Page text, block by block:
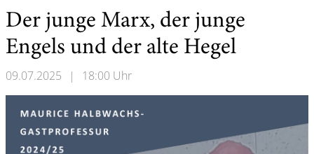
Der junge Marx, der junge
Engels und der alte Hegel
09.07.2025 | 18:00 Uhr